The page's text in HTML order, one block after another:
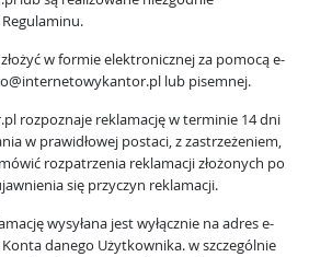
w formie elektronicznej za pomocą e-
lub pisemnej.
rozpoznaje reklamację w terminie 14 dni
w prawidłowej postaci, z zastrzeżeniem,
rozpatrzenia reklamacji złożonych po
się przyczyn reklamacji.
wysyłana jest wyłącznie na adres e-
danego Użytkownika. w szczególnie